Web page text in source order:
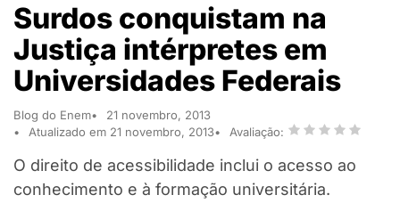
Surdos conquistam na
Justiça intérpretes em
Universidades Federais
Blog do Enem
21 novembro, 2013
Atualizado em 21 novembro, 2013
Avaliação:
O direito de acessibilidade inclui o acesso ao
conhecimento e à formação universitária.